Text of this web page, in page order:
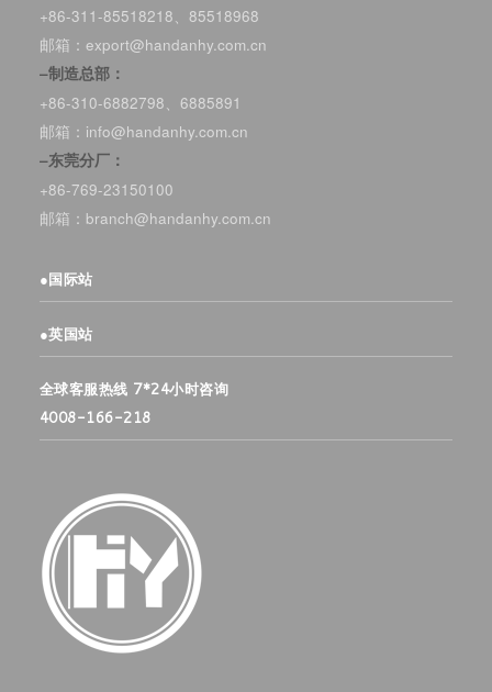
+86-311-85518218、85518968
邮箱：export@handanhy.com.cn
–制造总部：
+86-310-6882798、6885891
邮箱：info@handanhy.com.cn
–东莞分厂：
+86-769-23150100
邮箱：branch@handanhy.com.cn
●国际站
●英国站
全球客服热线 7*24小时咨询
4008-166-218